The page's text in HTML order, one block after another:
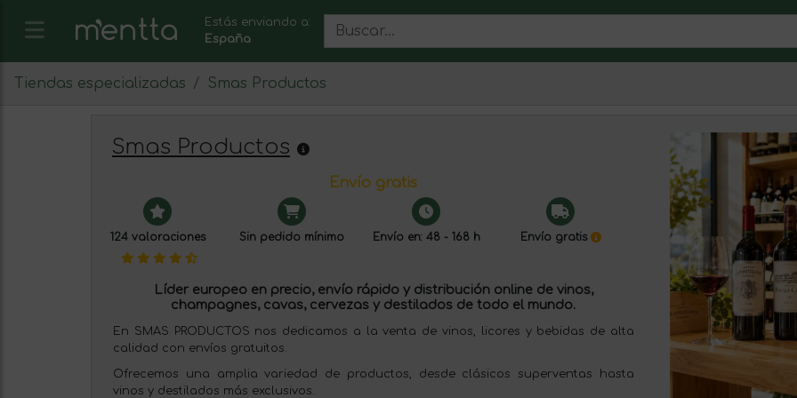
Estás enviando a:
España
Tiendas especializadas Smas Productos
Smas Productos
Envío gratis
124 valoraciones Sin pedido mínimo Envío en: 48 - 168 h Envío gratis
Líder europeo en precio, envío rápido y distribución online de vinos,
champagnes, cavas, cervezas y destilados de todo el mundo.
En SMAS PRODUCTOS nos dedicamos a la venta de vinos, licores y bebidas de alta
calidad con envíos gratuitos.
Ofrecemos una amplia variedad de productos, desde clásicos superventas hasta
vinos y destilados más exclusivos.